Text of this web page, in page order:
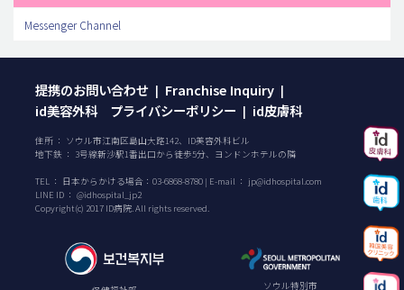
Messenger Channel
提携のお問い合わせ | Franchise Inquiry |
id美容外科 プライバシーポリシー | id皮膚科
住所 ： ソウル市江南区島山大路142、ID美容外科ビル
地下鉄 ： 3号線新沙駅1番出口から徒歩5分、ヨンドンホテルの隣
TEL ： 日本からかける場合： 03-6868-8780 | E-mail ： jp@idhospital.com
LINE ID ： @idhospital_jp2
Copyright(c) 2017 ID病院. All rights reserved.
ソウル特別市